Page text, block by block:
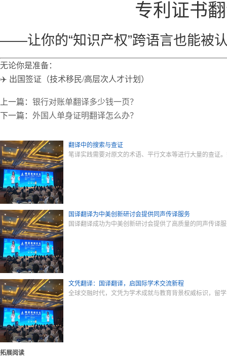
专利证书
——让你的“知识产权”跨语言也能被
无论你是准备：
✈️ 出国签证（技术移民/高层次人才计划）
上一篇： 银行对账单翻译多少钱一页？
下一篇： 外国人单身证明翻译怎么办？
翻译中的搜索与查证
笔译实践需要对原文的术语、平行文本等进行大量的查证
国译翻译为中美创新研讨会提供同声传译服务
国译翻译成功为中美创新研讨会提供了高质量的同声传译
文凭翻译：国译翻译，启国际学术交流新程
全球交融时代，文凭为学术成就与教育背景权威标识，留
拓展阅读